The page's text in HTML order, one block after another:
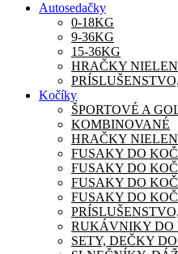
Autosedačky
0-18KG
9-36KG
15-36KG
HRAČKY
Kočíky
ŠPORTOVÉ A
KOMBINOVANÉ
HRAČKY
FUSAKY DO
FUSAKY DO
FUSAKY DO
FUSAKY DO
RUKÁVNIKY DO
SETY, DEČKY